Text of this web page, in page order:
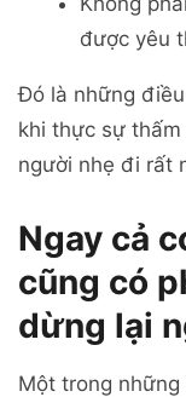
được yêu
Đó là những
khi thực sự
người nhẹ đi rất
Ngay cả
cũng có
dừng lại
Một trong